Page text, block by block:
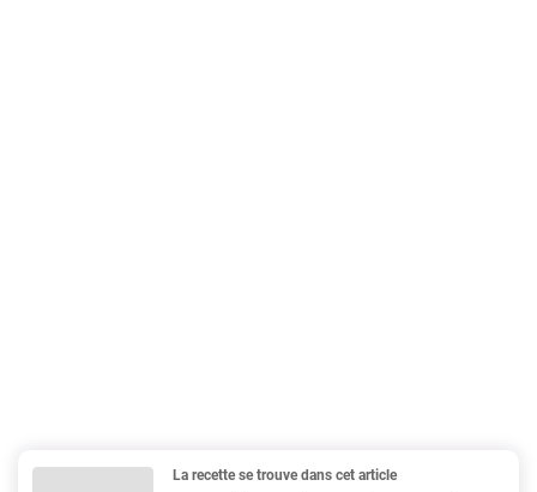
La recette se trouve dans cet article